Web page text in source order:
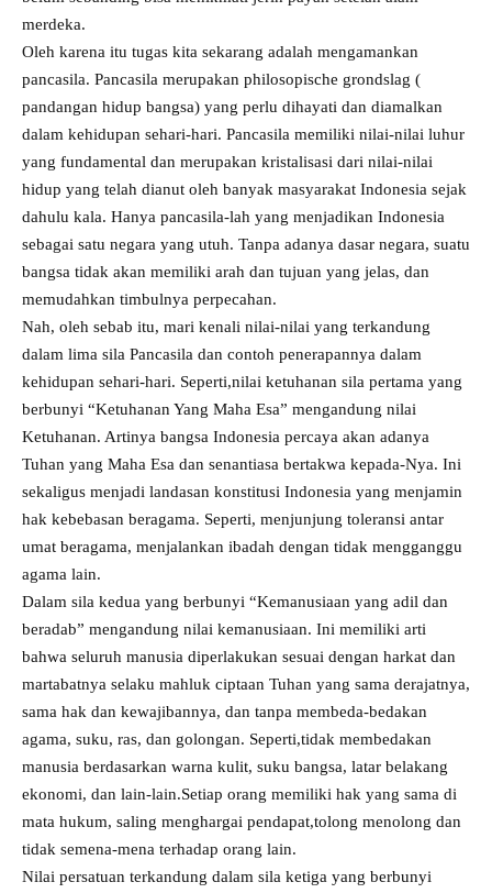
merdeka.
Oleh karena itu tugas kita sekarang adalah mengamankan
pancasila. Pancasila merupakan philosopische grondslag (
pandangan hidup bangsa) yang perlu dihayati dan diamalkan
dalam kehidupan sehari-hari. Pancasila memiliki nilai-nilai luhur
yang fundamental dan merupakan kristalisasi dari nilai-nilai
hidup yang telah dianut oleh banyak masyarakat Indonesia sejak
dahulu kala. Hanya pancasila-lah yang menjadikan Indonesia
sebagai satu negara yang utuh. Tanpa adanya dasar negara, suatu
bangsa tidak akan memiliki arah dan tujuan yang jelas, dan
memudahkan timbulnya perpecahan.
Nah, oleh sebab itu, mari kenali nilai-nilai yang terkandung
dalam lima sila Pancasila dan contoh penerapannya dalam
kehidupan sehari-hari. Seperti,nilai ketuhanan sila pertama yang
berbunyi “Ketuhanan Yang Maha Esa” mengandung nilai
Ketuhanan. Artinya bangsa Indonesia percaya akan adanya
Tuhan yang Maha Esa dan senantiasa bertakwa kepada-Nya. Ini
sekaligus menjadi landasan konstitusi Indonesia yang menjamin
hak kebebasan beragama. Seperti, menjunjung toleransi antar
umat beragama, menjalankan ibadah dengan tidak mengganggu
agama lain.
Dalam sila kedua yang berbunyi “Kemanusiaan yang adil dan
beradab” mengandung nilai kemanusiaan. Ini memiliki arti
bahwa seluruh manusia diperlakukan sesuai dengan harkat dan
martabatnya selaku mahluk ciptaan Tuhan yang sama derajatnya,
sama hak dan kewajibannya, dan tanpa membeda-bedakan
agama, suku, ras, dan golongan. Seperti,tidak membedakan
manusia berdasarkan warna kulit, suku bangsa, latar belakang
ekonomi, dan lain-lain.Setiap orang memiliki hak yang sama di
mata hukum, saling menghargai pendapat,tolong menolong dan
tidak semena-mena terhadap orang lain.
Nilai persatuan terkandung dalam sila ketiga yang berbunyi